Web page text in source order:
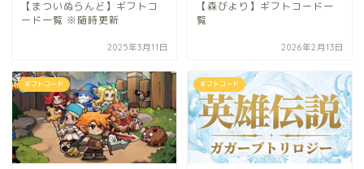
【まついぬらんど】ギフトコ
ード一覧 ※随時更新
2025年3月11日
【森びより】ギフトコード一
覧
2026年2月13日
ギフトコード ギフトコード